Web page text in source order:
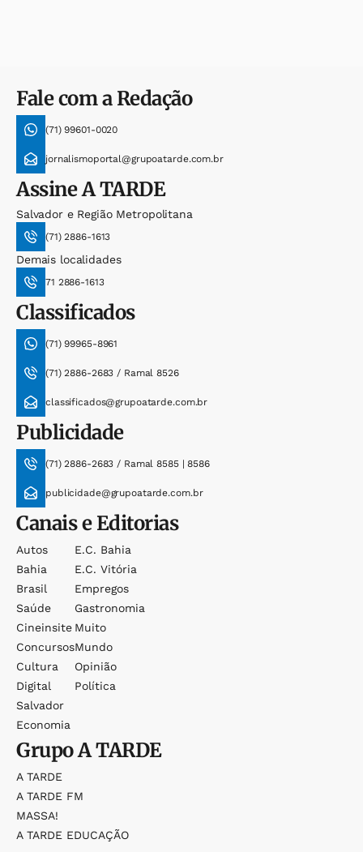
Fale com a Redação
(71) 99601-0020
jornalismoportal@grupoatarde.com.br
AssineA TARDE
Salvador e Região Metropolitana
(71) 2886-1613
Demais localidades
71 2886-1613
Classificados
(71) 99965-8961
(71) 2886-2683 / Ramal 8526
classificados@grupoatarde.com.br
Publicidade
(71) 2886-2683 / Ramal 8585 | 8586
publicidade@grupoatarde.com.br
Canais e Editorias
Autos
Bahia
Brasil
Saúde
Cineinsite
Concursos
Cultura
Digital
Salvador
Economia
E.c. Bahia
E.c. Vitória
Empregos
Gastronomia
Muito
Mundo
Opinião
Política
GrupoA TARDE
A TARDE
A TARDE FM
MASSA!
A TARDE EDUCAÇÃO